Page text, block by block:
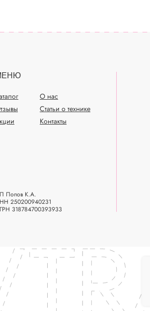
О нас
Статьи о технике
Контакты
Попов К.А.
250200940231
318784700393933